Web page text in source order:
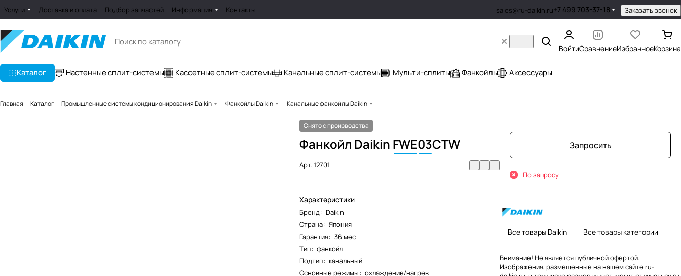
Услуги Доставка и оплата Подбор запчастей Информация Контакты sales@ru-daikin.ru+7 499 703-37-18 Заказать звонок
ВойтиСравнениеИзбранноеКорзина
Каталог Настенные сплит-системы Кассетные сплит-системы Канальные сплит-системы Мульти-сплиты Фанкойлы Аксессуары
Главная Каталог Промышленные системы кондиционирования Daikin Фанкойлы Daikin Канальные фанкойлы Daikin
Снято с производства
Фанкойл Daikin FWE03CTW
Арт.12701
Характеристики
Бренд: Daikin
Страна: Япония
Гарантия: 36 мес
Тип: фанкойл
Подтип: канальный
Основные режимы: охлаждение/нагрев
Запросить
По запросу
Все товары Daikin Все товары категории
Внимание! Не является публичной офертой.
Изображения, размещенные на нашем сайте ru-